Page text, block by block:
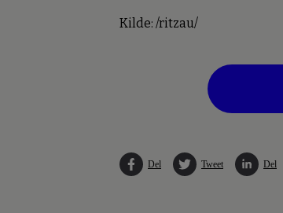
Kilde: /ritzau/
Del Tweet Del